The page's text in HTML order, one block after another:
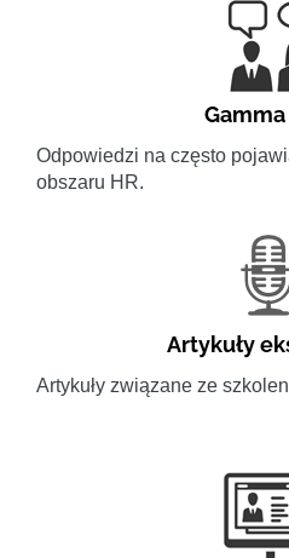
Odpowiedzi na często
obszaru HR.
Artykuły
Artykuły związane ze